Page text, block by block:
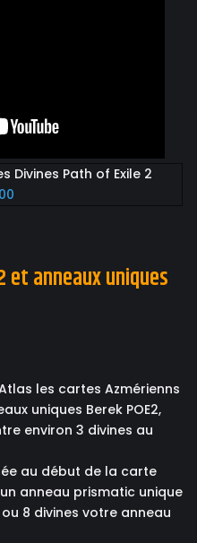
Divines Path of Exile 2
et anneaux uniques
les cartes Azmérienns
uniques Berek POE2,
environ 3 divines au
au début de la carte
anneau prismatic unique
8 divines votre anneau